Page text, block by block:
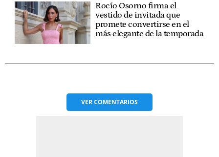
Rocío Osorno firma el
vestido de invitada que
promete convertirse en el
más elegante de la temporada
VERCOMENTARIOS